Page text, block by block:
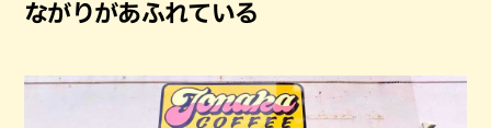
ながりがあふれている